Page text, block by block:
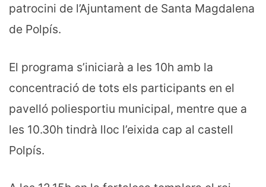
patrocini de l’Ajuntament de Santa Magdalena
de Polpís.
El programa s’iniciarà a les 10h amb la
concentració de tots els participants en el
pavelló poliesportiu municipal, mentre que a
les 10.30h tindrà lloc l’eixida cap al castell
Polpís.